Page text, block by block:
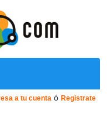
a tu cuenta ó Registrate